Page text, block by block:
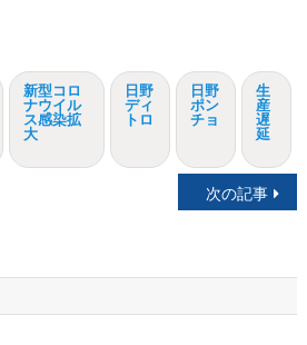
新型コロ
ナウイル
ス感染拡
大
日野
ディ
トロ
日野
ポン
チョ
生
産
遅
延
次の記事